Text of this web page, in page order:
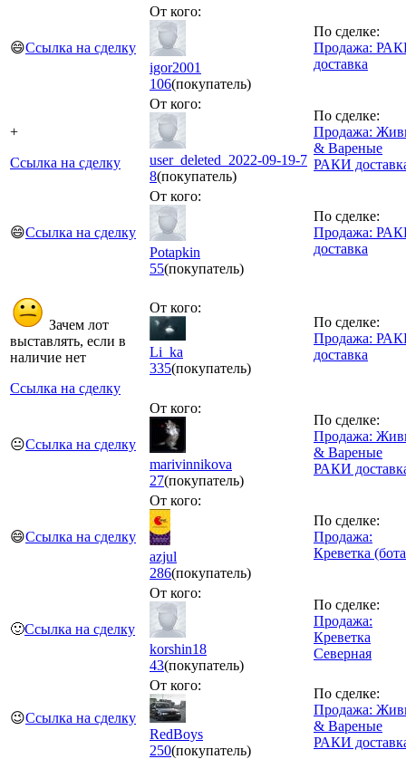
😄Ссылка на сделку
От кого:
igor2001
106(покупатель)
По сделке:
Продажа:
доставка
+
Ссылка на сделку
От кого:
user_deleted_2022-09-19-7
8(покупатель)
По сделке:
Продажа:
& Вареные
РАКИ
😄Ссылка на сделку
От кого:
Potapkin
55(покупатель)
По сделке:
Продажа:
доставка
Зачем лот
выставлять, если в
наличие нет
Ссылка на сделку
От кого:
Li_ka
335(покупатель)
По сделке:
Продажа:
доставка
😐Ссылка на сделку
От кого:
marivinnikova
27(покупатель)
По сделке:
Продажа:
& Вареные
РАКИ
😄Ссылка на сделку
От кого:
azjul
286(покупатель)
По сделке:
Продажа:
Креветка
🙂Ссылка на сделку
От кого:
korshin18
43(покупатель)
По сделке:
Продажа:
Креветка
Северная
😉Ссылка на сделку
От кого:
RedBoys
250(покупатель)
По сделке:
Продажа:
& Вареные
РАКИ